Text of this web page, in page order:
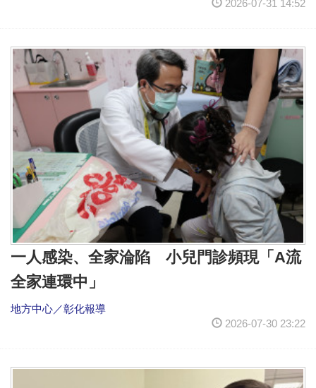
2026-07-31 14:52
一人感染、全家淪陷 小兒門診頻現「A流
全家連環中」
地方中心／彰化報導
2026-07-30 23:22